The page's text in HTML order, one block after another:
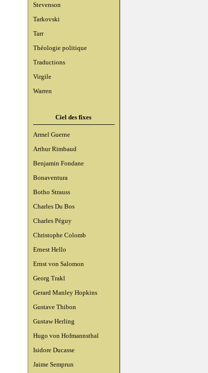
Stevenson
Tarkovski
Tarr
Théologie politique
Traductions
Virgile
Warren
Ciel des fixes
Armel Guerne
Arthur Rimbaud
Benjamin Fondane
Bonaventura
Botho Strauss
Charles Du Bos
Charles Péguy
Christophe Colomb
Ernest Hello
Ernst von Salomon
Georg Trakl
Gerard Manley Hopkins
Gustave Thibon
Gustaw Herling
Hugo von Hofmannsthal
Isidore Ducasse
Jaime Semprun